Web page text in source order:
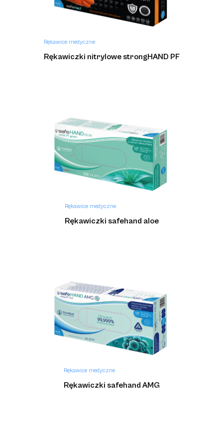
Rękawice medyczne
Rękawiczki nitrylowe strongHAND PF
Rękawice medyczne
Rękawiczki safehand aloe
Rękawice medyczne
Rękawiczki safehand AMG